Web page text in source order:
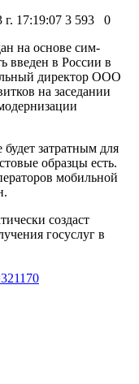
17:19:07 3 593 0
на основе сим-
введен в России в
директор ООО
на заседании
затратным для
образцы есть.
мобильной
создаст
госуслуг в